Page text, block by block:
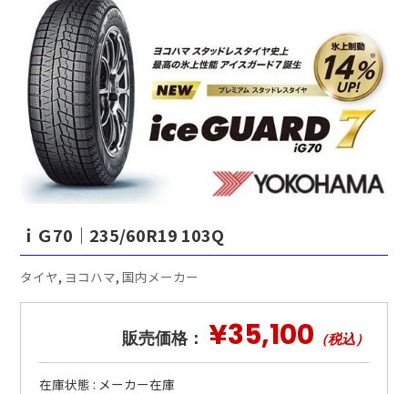
ｉＧ70｜235/60R19 103Q
タイヤ, ヨコハマ,国内メーカー
販売価格： ¥35,100 （税込）
在庫状態 : メーカー在庫